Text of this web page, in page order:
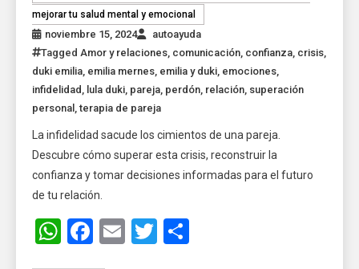
mejorar tu salud mental y emocional
noviembre 15, 2024
autoayuda
Tagged Amor y relaciones comunicación confianza crisis
duki emilia emilia mernes emilia y duki emociones
infidelidad lula duki pareja perdón relación superación
personal ,terapia de pareja
La infidelidad sacude los cimientos de una pareja.
Descubre cómo superar esta crisis, reconstruir la
confianza y tomar decisiones informadas para el futuro
de tu relación.
WhatsApp
Facebook
EmailTwitter